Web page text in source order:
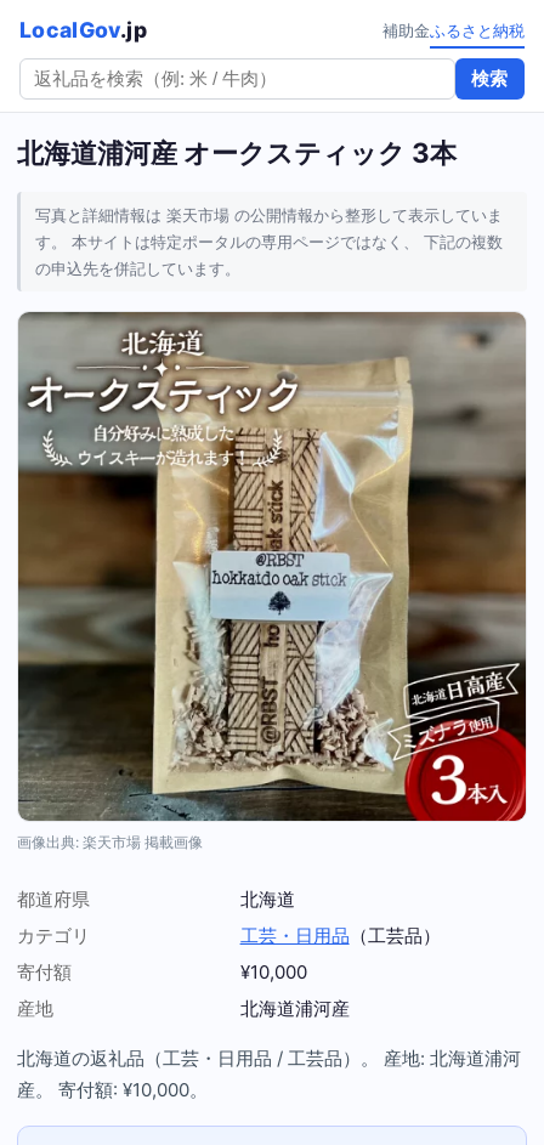
LocalGov.jp
検索
補助金ふるさと納税
北海道浦河産 オークスティック 3本
写真と詳細情報は 楽天市場 の公開情報から整形して表示していま
す。 本サイトは特定ポータルの専用ページではなく、 下記の複数
の申込先を併記しています。
画像出典: 楽天市場 掲載画像
都道府県
北海道
カテゴリ
工芸・日用品 （工芸品）
寄付額
¥10,000
産地
北海道浦河産
北海道の返礼品（工芸・日用品 / 工芸品）。 産地: 北海道浦河
産。 寄付額: ¥10,000。